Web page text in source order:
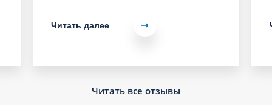
Читать далее
Читать все отзывы